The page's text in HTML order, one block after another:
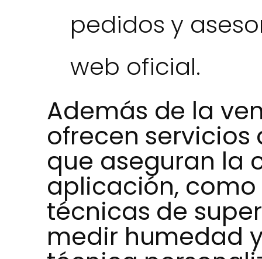
pedidos y
web oficial.
Además de la
ofrecen
que aseguran la
aplicación,
técnicas de
medir humedad